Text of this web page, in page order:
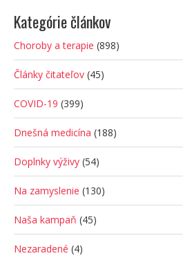
Kategórie článkov
Choroby a terapie (898)
Články čitateľov (45)
COVID-19 (399)
Dnešná medicína (188)
Doplnky výživy (54)
Na zamyslenie (130)
Naša kampaň (45)
Nezaradené (4)